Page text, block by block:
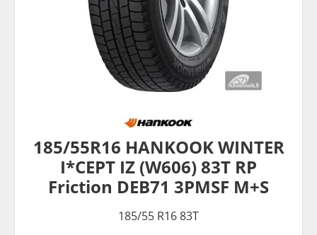
185/55R16 HANKOOK WINTER
I*CEPT IZ (W606) 83T RP
Friction DEB71 3PMSF M+S
185/55 R16 83T